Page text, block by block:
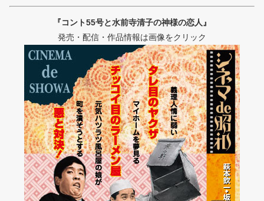
『コント55号と水前寺清子の神様の恋人』
発売・配信・作品情報は画像をクリック